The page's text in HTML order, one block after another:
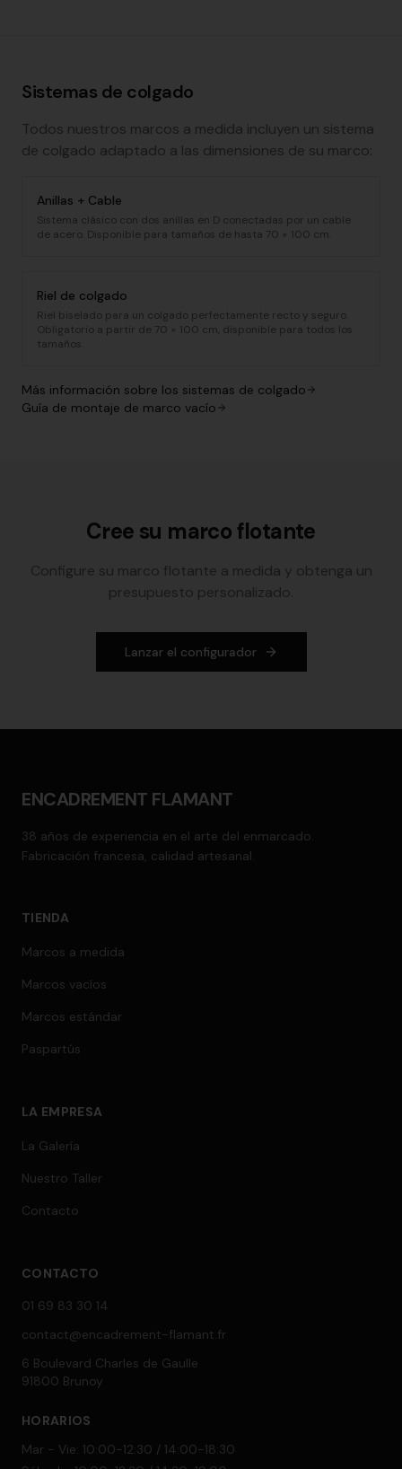
Sistemas de colgado
Todos nuestros marcos a medida incluyen un sistema
de colgado adaptado a las dimensiones de su marco:
Anillas + Cable
Sistema clásico con dos anillas en D conectadas por un cable
de acero. Disponible para tamaños de hasta 70 × 100 cm.
Riel de colgado
Riel biselado para un colgado perfectamente recto y seguro.
Obligatorio a partir de 70 × 100 cm, disponible para todos los
tamaños.
Más información sobre los sistemas de colgado
Guía de montaje de marco vacío
Cree su marco flotante
Configure su marco flotante a medida y obtenga un
presupuesto personalizado.
Lanzar el configurador
ENCADREMENT FLAMANT
38 años de experiencia en el arte del enmarcado.
Fabricación francesa, calidad artesanal.
TIENDA
Marcos a medida
Marcos vacíos
Marcos estándar
Paspartús
LA EMPRESA
La Galería
Nuestro Taller
Contacto
CONTACTO
01 69 83 30 14
contact@encadrement-flamant.fr
6 Boulevard Charles de Gaulle
91800 Brunoy
HORARIOS
Mar - Vie: 10:00-12:30 / 14:00-18:30